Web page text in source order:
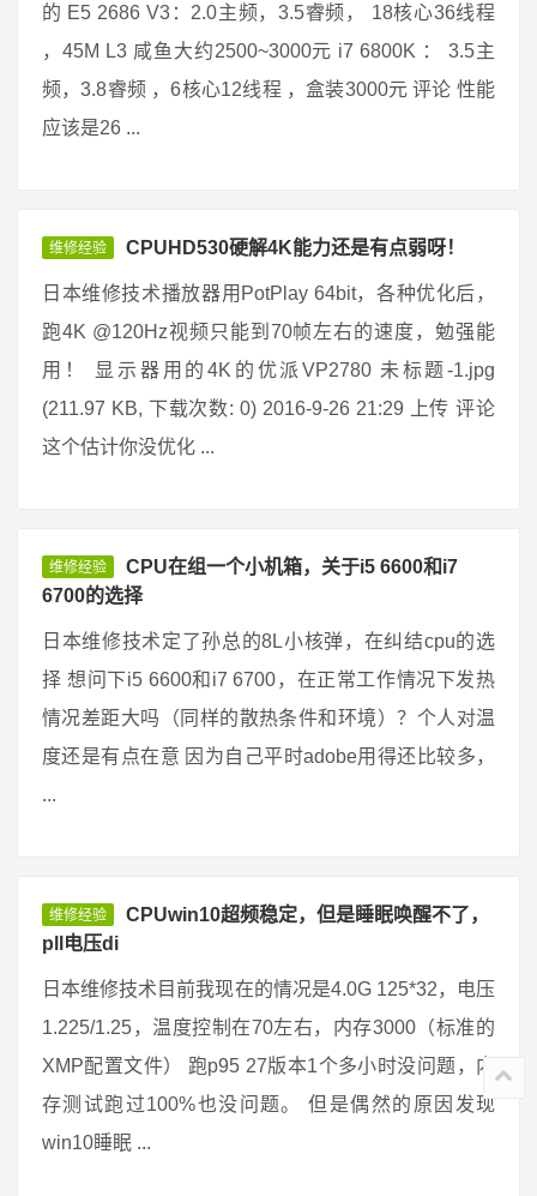
的 E5 2686 V3：2.0主频，3.5睿频， 18核心36线程
，45M L3 咸鱼大约2500~3000元 i7 6800K ： 3.5主
频，3.8睿频 ，6核心12线程 ，盒装3000元 评论 性能
应该是26 ...
维修经验 CPUHD530硬解4K能力还是有点弱呀！
日本维修技术播放器用PotPlay 64bit，各种优化后，
跑4K @120Hz视频只能到70帧左右的速度，勉强能
用！ 显示器用的4K的优派VP2780 未标题-1.jpg
(211.97 KB, 下载次数: 0) 2016-9-26 21:29 上传 评论
这个估计你没优化 ...
维修经验
CPU在组一个小机箱，关于i5 6600和i7
6700的选择
日本维修技术定了孙总的8L小核弹，在纠结cpu的选
择 想问下i5 6600和i7 6700，在正常工作情况下发热
情况差距大吗（同样的散热条件和环境）？个人对温
度还是有点在意 因为自己平时adobe用得还比较多，
...
维修经验
CPUwin10超频稳定，但是睡眠唤醒不了，
pll电压di
日本维修技术目前我现在的情况是4.0G 125*32，电压
1.225/1.25，温度控制在70左右，内存3000（标准的
XMP配置文件） 跑p95 27版本1个多小时没问题，内
存测试跑过100%也没问题。 但是偶然的原因发现
win10睡眠 ...